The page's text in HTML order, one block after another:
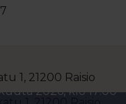
1, 21200 Raisio
2026, klo 17:00 -